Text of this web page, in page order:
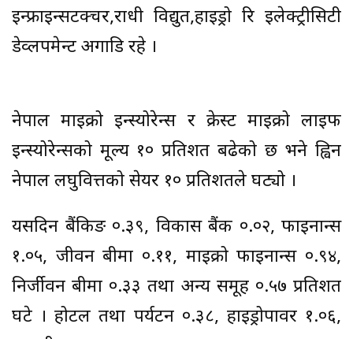
इन्फ्राइन्सटक्चर,राधी विद्युत,हाइड्रो रि इलेक्ट्रीसिटी
डेव्लपमेन्ट अगाडि रहे ।
नेपाल माइक्रो इन्स्योरेन्स र क्रेस्ट माइक्रो लाइफ
इन्स्योरेन्सको मूल्य १० प्रतिशत बढेको छ भने ह्विन
नेपाल लघुवित्तको सेयर १० प्रतिशतले घट्यो ।
यसदिन बैंकिङ ०.३९, विकास बैंक ०.०२, फाइनान्स
१.०५, जीवन बीमा ०.११, माइक्रो फाइनान्स ०.९४,
निर्जीवन बीमा ०.३३ तथा अन्य समूह ०.५७ प्रतिशत
घटे । होटल तथा पर्यटन ०.३८, हाइड्रोपावर १.०६,